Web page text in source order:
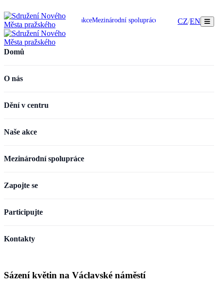
O násDění v centruNaše akceMezinárodní spolupráce Zapojte seParticipujte
CZ/EN
Domů
O nás
Dění v centru
Naše akce
Mezinárodní spolupráce
Zapojte se
Participujte
Kontakty
Sázení květin na Václavské náměstí